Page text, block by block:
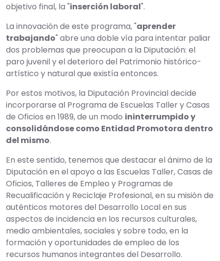
objetivo final, la "inserción laboral".
La innovación de este programa, "aprender
trabajando" abre una doble vía para intentar paliar
dos problemas que preocupan a la Diputación: el
paro juvenil y el deterioro del Patrimonio histórico-
artístico y natural que existía entonces.
Por estos motivos, la Diputación Provincial decide
incorporarse al Programa de Escuelas Taller y Casas
de Oficios en 1989, de un modo ininterrumpido y
consolidándose como Entidad Promotora dentro
del mismo.
En este sentido, tenemos que destacar el ánimo de la
Diputación en el apoyo a las Escuelas Taller, Casas de
Oficios, Talleres de Empleo y Programas de
Recualificación y Reciclaje Profesional, en su misión de
auténticos motores del Desarrollo Local en sus
aspectos de incidencia en los recursos culturales,
medio ambientales, sociales y sobre todo, en la
formación y oportunidades de empleo de los
recursos humanos integrantes del Desarrollo.